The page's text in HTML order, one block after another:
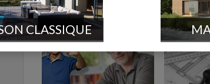
Les maitres d'oeuvre sur
CLASSIQUE